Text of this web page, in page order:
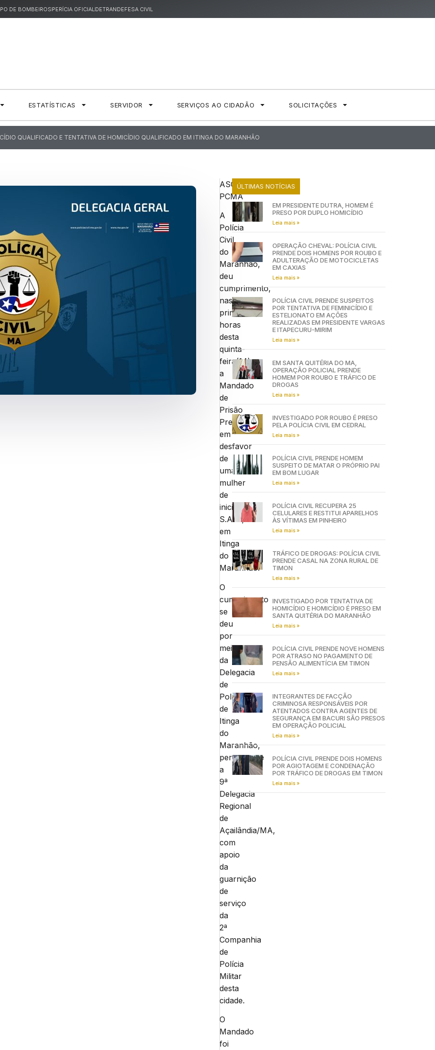
DE BOMBEIROSPERÍCIA OFICIALDETRANDEFESA CIVIL
ESTATÍSTICAS SERVIDOR SERVIÇOS AO CIDADÃO SOLICITAÇÕES
QUALIFICADO E TENTATIVA DE HOMICÍDIO QUALIFICADO EM ITINGA DO MARANHÃO
ASCOM
PCMA
A
Polícia
Civil
do
Maranhão,
deu
cumprimento,
nas
primeiras
horas
desta
quinta-
feira(14),
a
Mandado
de
Prisão
Preventiva
em
desfavor
de
uma
mulher
de
iniciais
S.A.S.,
em
Itinga
do
Maranhão.
O
cumprimento
se
deu
por
meio
da
Delegacia
de
Polícia
de
Itinga
do
Maranhão,
pertencente
a
9ª
Delegacia
Regional
de
Açailândia/MA,
com
apoio
da
guarnição
de
serviço
da
2ª
Companhia
de
Polícia
Militar
desta
cidade.
O
Mandado
foi
ÚLTIMAS NOTÍCIAS
EM PRESIDENTE DUTRA, HOMEM É
PRESO POR DUPLO HOMICÍDIO
Leia mais »
OPERAÇÃO CHEVAL: POLÍCIA CIVIL
PRENDE DOIS HOMENS POR ROUBO E
ADULTERAÇÃO DE MOTOCICLETAS
EM CAXIAS
Leia mais »
POLÍCIA CIVIL PRENDE SUSPEITOS
POR TENTATIVA DE FEMINICÍDIO E
ESTELIONATO EM AÇÕES
REALIZADAS EM PRESIDENTE VARGAS
E ITAPECURU-MIRIM
Leia mais »
EM SANTA QUITÉRIA DO MA,
OPERAÇÃO POLICIAL PRENDE
HOMEM POR ROUBO E TRÁFICO DE
DROGAS
Leia mais »
INVESTIGADO POR ROUBO É PRESO
PELA POLÍCIA CIVIL EM CEDRAL
Leia mais »
POLÍCIA CIVIL PRENDE HOMEM
SUSPEITO DE MATAR O PRÓPRIO PAI
EM BOM LUGAR
Leia mais »
POLÍCIA CIVIL RECUPERA 25
CELULARES E RESTITUI APARELHOS
ÀS VÍTIMAS EM PINHEIRO
Leia mais »
TRÁFICO DE DROGAS: POLÍCIA CIVIL
PRENDE CASAL NA ZONA RURAL DE
TIMON
Leia mais »
INVESTIGADO POR TENTATIVA DE
HOMICÍDIO E HOMICÍDIO É PRESO EM
SANTA QUITÉRIA DO MARANHÃO
Leia mais »
POLÍCIA CIVIL PRENDE NOVE HOMENS
POR ATRASO NO PAGAMENTO DE
PENSÃO ALIMENTÍCIA EM TIMON
Leia mais »
INTEGRANTES DE FACÇÃO
CRIMINOSA RESPONSÁVEIS POR
ATENTADOS CONTRA AGENTES DE
SEGURANÇA EM BACURI SÃO PRESOS
EM OPERAÇÃO POLICIAL
Leia mais »
POLÍCIA CIVIL PRENDE DOIS HOMENS
POR AGIOTAGEM E CONDENAÇÃO
POR TRÁFICO DE DROGAS EM TIMON
Leia mais »